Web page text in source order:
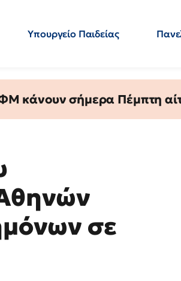
Υπουργείο Παιδείας
κάνουν σήμερα Πέμπτη
σε